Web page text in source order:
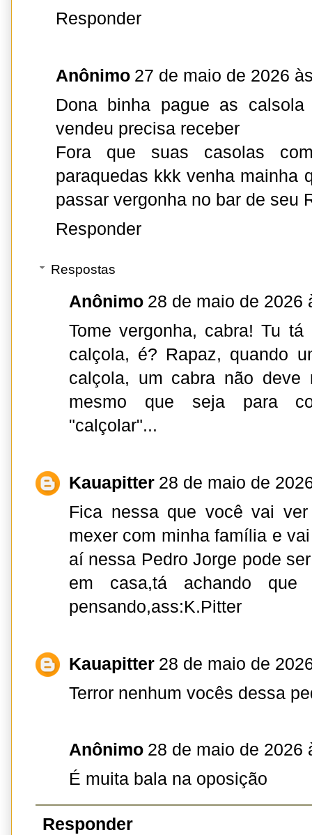
Responder
Anônimo 27 de maio de 2026
Dona binha pague as
vendeu precisa receber
Fora que suas casolas
paraquedas kkk venha mainha
passar vergonha no bar de seu
Responder
Respostas
Anônimo 28 de maio de 2026
Tome vergonha, cabra! Tu
calçola, é? Rapaz, quando
calçola, um cabra não deve
mesmo que seja para
"calçolar"...
Kauapitter 28 de maio de
Fica nessa que você vai
mexer com minha família e
aí nessa Pedro Jorge pode
em casa,tá achando que
pensando,ass:K.Pitter
Kauapitter 28 de maio de
Terror nenhum vocês dessa
Anônimo 28 de maio de 2026
É muita bala na oposição
Responder